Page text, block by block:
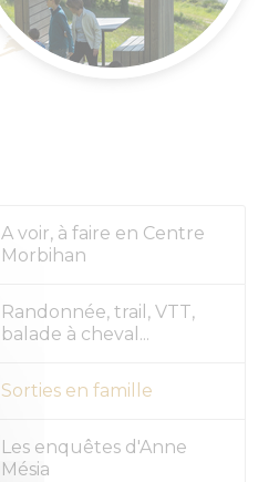
A voir, à faire en Centre
Morbihan
Randonnée, trail, VTT,
balade à cheval...
Sorties en famille
Les enquêtes d'Anne
Mésia